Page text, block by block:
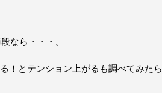
なら・・・。
！とテンション上がるも調べてみたら